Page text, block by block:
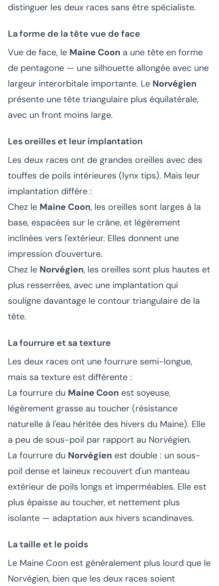
distinguer les deux races sans être spécialiste.
La forme de la tête vue de face
Vue de face, le Maine Coon a une tête en forme
de pentagone — une silhouette allongée avec une
largeur interorbitale importante. Le Norvégien
présente une tête triangulaire plus équilatérale,
avec un front moins large.
Les oreilles et leur implantation
Les deux races ont de grandes oreilles avec des
touffes de poils intérieures (lynx tips). Mais leur
implantation diffère :
Chez le Maine Coon, les oreilles sont larges à la
base, espacées sur le crâne, et légèrement
inclinées vers l'extérieur. Elles donnent une
impression d'ouverture.
Chez le Norvégien, les oreilles sont plus hautes et
plus resserrées, avec une implantation qui
souligne davantage le contour triangulaire de la
tête.
La fourrure et sa texture
Les deux races ont une fourrure semi-longue,
mais sa texture est différente :
La fourrure du Maine Coon est soyeuse,
légèrement grasse au toucher (résistance
naturelle à l'eau héritée des hivers du Maine). Elle
a peu de sous-poil par rapport au Norvégien.
La fourrure du Norvégien est double : un sous-
poil dense et laineux recouvert d'un manteau
extérieur de poils longs et imperméables. Elle est
plus épaisse au toucher, et nettement plus
isolante — adaptation aux hivers scandinaves.
La taille et le poids
Le Maine Coon est généralement plus lourd que le
Norvégien, bien que les deux races soient